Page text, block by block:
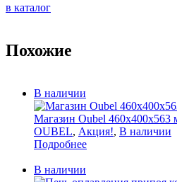
в каталог
Похожие
В наличии
Магазин Oubel 460х400х563
OUBEL, Акция!, В наличии
Подробнее
В наличии